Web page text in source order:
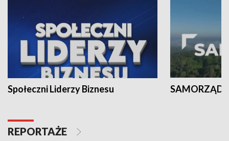
Społeczni Liderzy Biznesu SAMORZĄD
REPORTAŻE